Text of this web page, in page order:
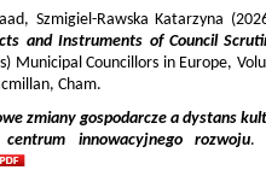
Szmigiel-Rawska Katarzyna
and Instruments of Council
Municipal Councillors in Europe,
Cham.
zmiany gospodarcze a dystans
innowacyjnego rozwoju.